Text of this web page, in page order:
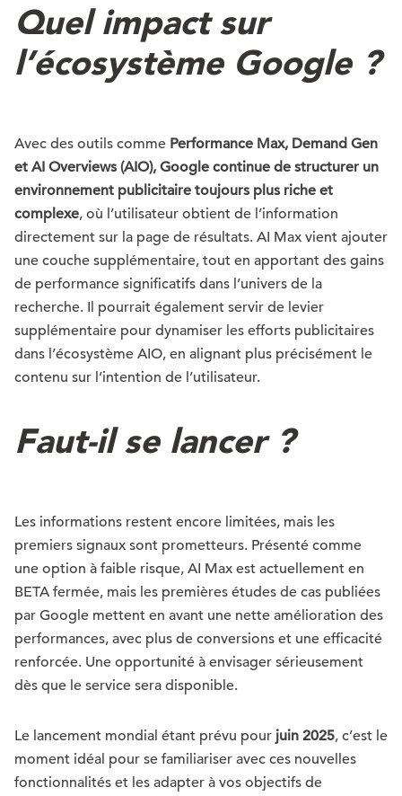
Quel impact sur
l’écosystème Google ?
Avec des outils comme Performance Max, Demand Gen
et AI Overviews (AIO), Google continue de structurer un
environnement publicitaire toujours plus riche et
complexe, où l’utilisateur obtient de l’information
directement sur la page de résultats. AI Max vient ajouter
une couche supplémentaire, tout en apportant des gains
de performance significatifs dans l’univers de la
recherche. Il pourrait également servir de levier
supplémentaire pour dynamiser les efforts publicitaires
dans l’écosystème AIO, en alignant plus précisément le
contenu sur l’intention de l’utilisateur.
Faut-il se lancer ?
Les informations restent encore limitées, mais les
premiers signaux sont prometteurs. Présenté comme
une option à faible risque, AI Max est actuellement en
BETA fermée, mais les premières études de cas publiées
par Google mettent en avant une nette amélioration des
performances, avec plus de conversions et une efficacité
renforcée. Une opportunité à envisager sérieusement
dès que le service sera disponible.
Le lancement mondial étant prévu pour juin 2025, c’est le
moment idéal pour se familiariser avec ces nouvelles
fonctionnalités et les adapter à vos objectifs de